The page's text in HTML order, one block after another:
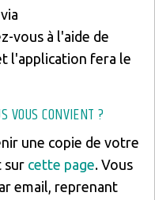
vous à l'aide de
l'application fera le
VOUS CONVIENT ?
une copie de votre
sur cette page. Vous
email, reprenant